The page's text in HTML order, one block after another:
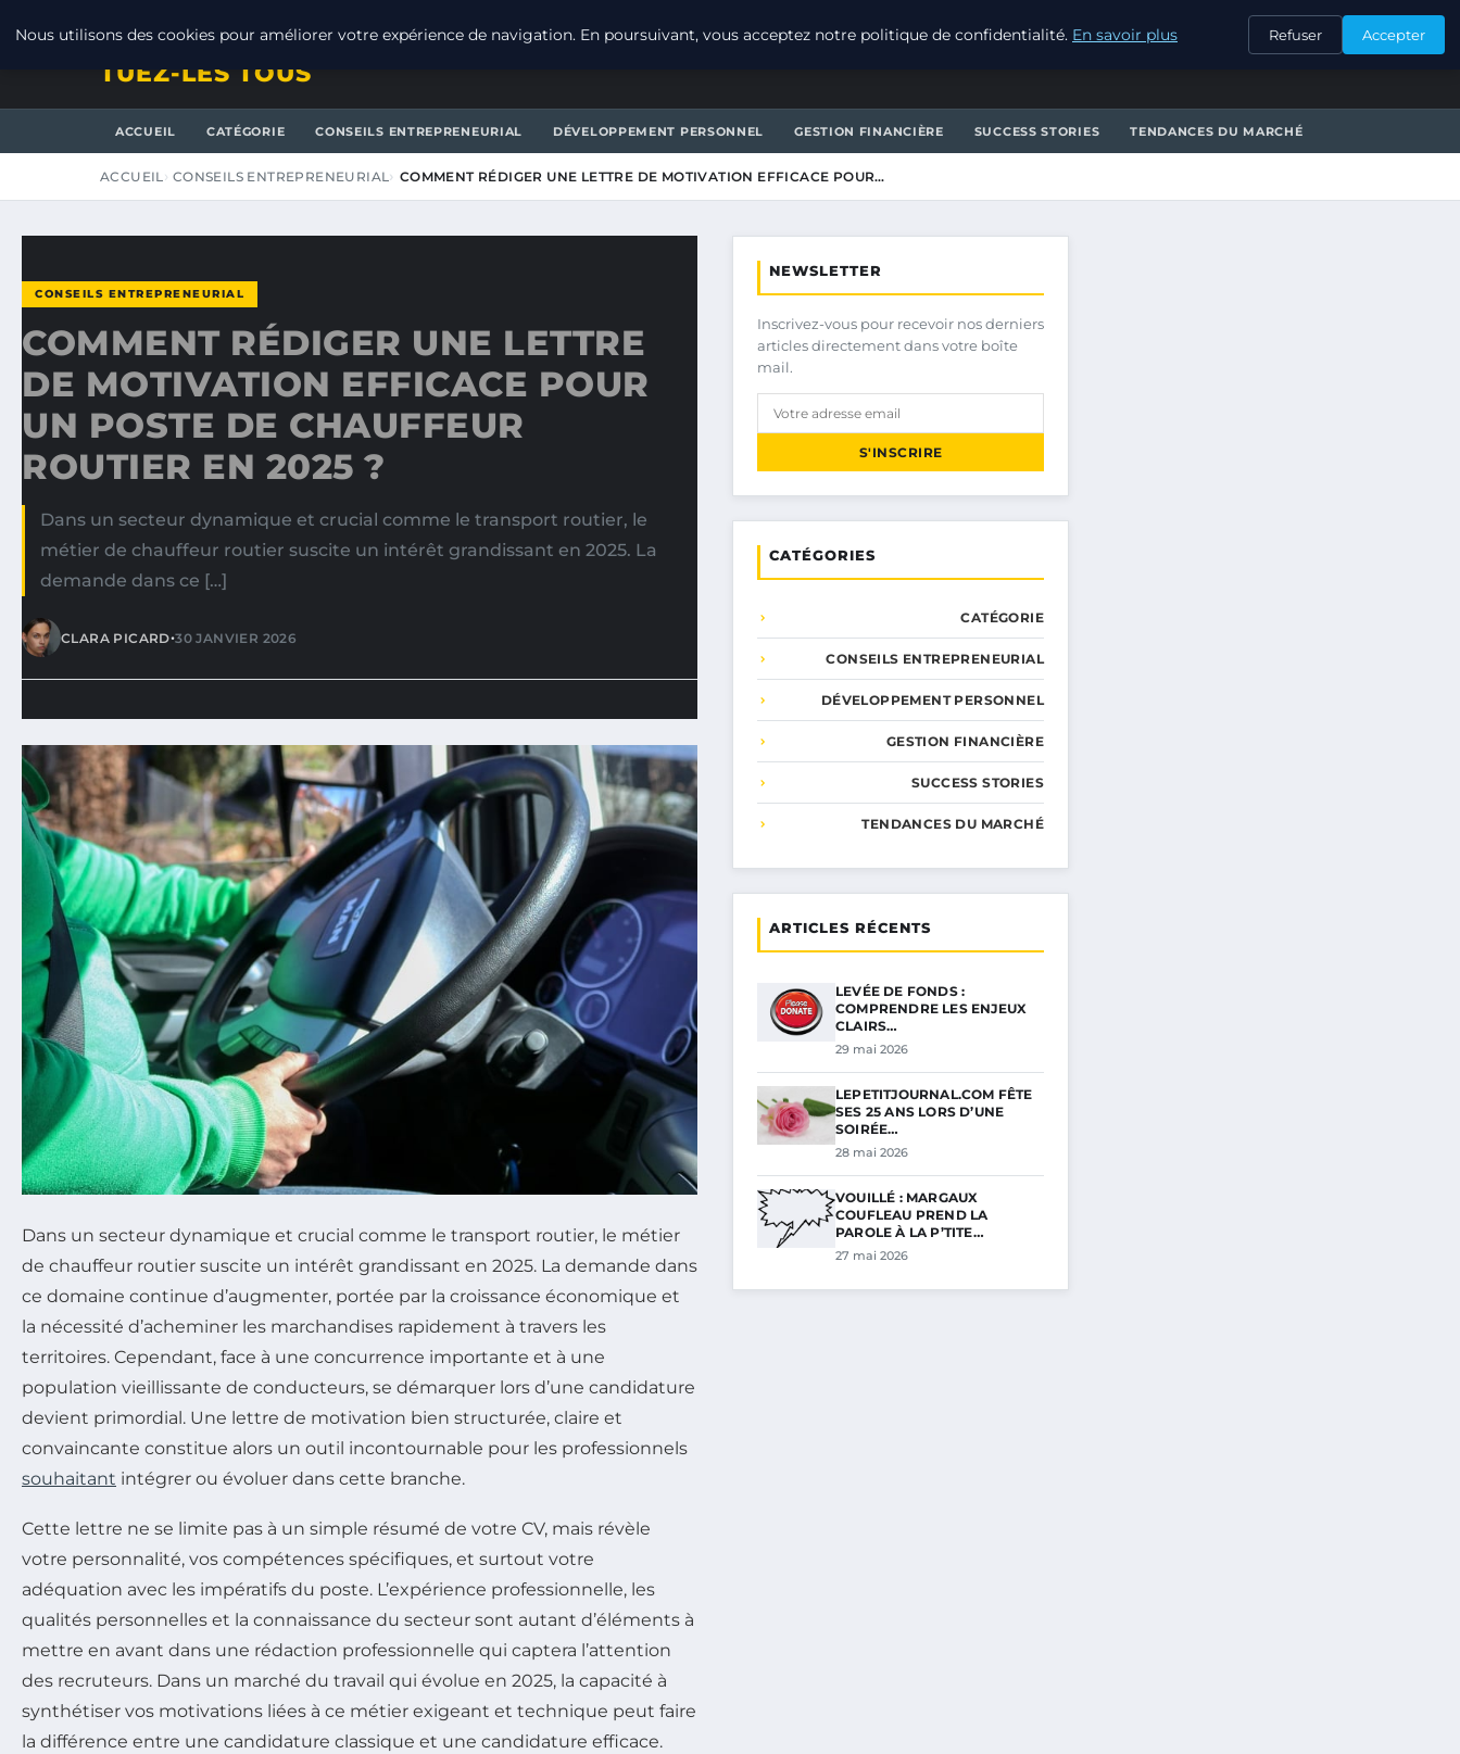
CONTACT
TUEZ-LES TOUS
ACCUEIL CATÉGORIE CONSEILS ENTREPRENEURIAL DÉVELOPPEMENT PERSONNEL GESTION FINANCIÈRE SUCCESS STORIES TENDANCES DU MARCHÉ
ACCUEIL CONSEILS ENTREPRENEURIAL COMMENT RÉDIGER UNE LETTRE DE MOTIVATION EFFICACE POUR…
CONSEILS ENTREPRENEURIAL
COMMENT RÉDIGER UNE LETTRE
DE MOTIVATION EFFICACE POUR
UN POSTE DE CHAUFFEUR
ROUTIER EN 2025 ?
Dans un secteur dynamique et crucial comme le transport routier, le
métier de chauffeur routier suscite un intérêt grandissant en 2025. La
demande dans ce […]
CLARA PICARD•30 JANVIER 2026
Dans un secteur dynamique et crucial comme le transport routier, le métier
de chauffeur routier suscite un intérêt grandissant en 2025. La demande dans
ce domaine continue d’augmenter, portée par la croissance économique et
la nécessité d’acheminer les marchandises rapidement à travers les
territoires. Cependant, face à une concurrence importante et à une
population vieillissante de conducteurs, se démarquer lors d’une candidature
devient primordial. Une lettre de motivation bien structurée, claire et
convaincante constitue alors un outil incontournable pour les professionnels
souhaitant intégrer ou évoluer dans cette branche.
Cette lettre ne se limite pas à un simple résumé de votre CV, mais révèle
votre personnalité, vos compétences spécifiques, et surtout votre
adéquation avec les impératifs du poste. L’expérience professionnelle, les
qualités personnelles et la connaissance du secteur sont autant d’éléments à
mettre en avant dans une rédaction professionnelle qui captera l’attention
des recruteurs. Dans un marché du travail qui évolue en 2025, la capacité à
synthétiser vos motivations liées à ce métier exigeant et technique peut faire
la différence entre une candidature classique et une candidature efficace.
NEWSLETTER
Inscrivez-vous pour recevoir nos derniers
articles directement dans votre boîte
mail.
S'INSCRIRE
CATÉGORIES
CATÉGORIE
CONSEILS ENTREPRENEURIAL
DÉVELOPPEMENT PERSONNEL
GESTION FINANCIÈRE
SUCCESS STORIES
TENDANCES DU MARCHÉ
ARTICLES RÉCENTS
LEVÉE DE FONDS :
COMPRENDRE LES ENJEUX
CLAIRS…
29 mai 2026
LEPETITJOURNAL.COM FÊTE
SES 25 ANS LORS D’UNE
SOIRÉE…
28 mai 2026
VOUILLÉ : MARGAUX
COUFLEAU PREND LA
PAROLE À LA P’TITE…
27 mai 2026
Nous utilisons des cookies pour améliorer votre expérience de navigation. En poursuivant, vous acceptez notre politique de confidentialité. En savoir plus Refuser Accepter